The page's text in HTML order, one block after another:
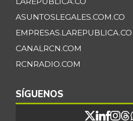
ASUNTOSLEGALES.COM.CO
EMPRESAS.LAREPUBLICA.CO
CANALRCN.COM
RCNRADIO.COM
SÍGUENOS